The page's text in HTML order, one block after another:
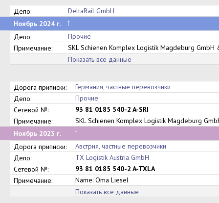
Депо:
DeltaRail GmbH
Ноябрь 2024 г.
↑
Депо:
Прочие
Примечание:
SKL Schienen Komplex Logistik Magdeburg GmbH
Показать все данные
Дорога приписки:
Германия, частные перевозчики
Депо:
Прочие
Сетевой №:
93 81 0185 540-2 A-SRI
Примечание:
SKL Schienen Komplex Logistik Magdeburg
Ноябрь 2023 г.
↑
Дорога приписки:
Австрия, частные перевозчики
Депо:
TX Logistik Austria GmbH
Сетевой №:
93 81 0185 540-2 A-TXLA
Примечание:
Name: Oma Liesel
Показать все данные